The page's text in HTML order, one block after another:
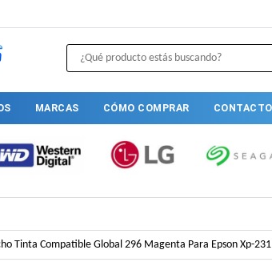
MARCAS CÓMO COMPRAR CONTACTO
Tinta Compatible Global 296 Magenta Para Epson Xp-